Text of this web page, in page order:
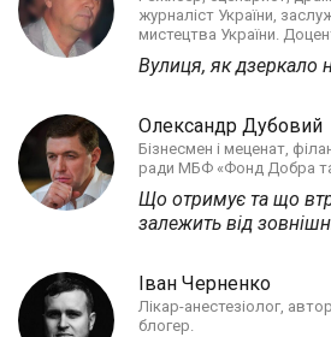
журналіст України,
мистецтва України.
Вулиця, як дзеркало
Олександр Дубовий
Бізнесмен і меценат,
ради МБФ «Фонд Добра
Що отримує та що
залежить від
Іван Черненко
Лікар-анестезіолог,
блогер.